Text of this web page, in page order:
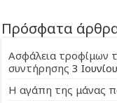
Πρόσφατα
Ασφάλεια τροφίμων
συντήρησης 3
Η αγάπη της μάνας